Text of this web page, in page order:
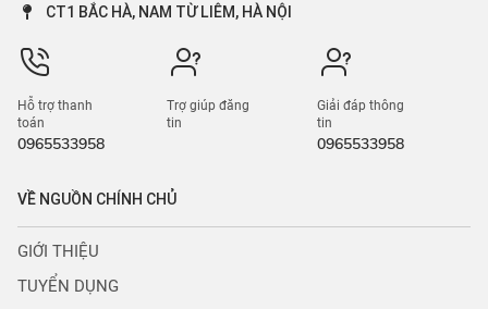
CT1 BẮC HÀ, NAM TỪ LIÊM, HÀ NỘI
Hỗ trợ thanh
toán
0965533958
Trợ giúp đăng
tin
Giải đáp thông
tin
0965533958
VỀ NGUỒN CHÍNH CHỦ
GIỚI THIỆU
TUYỂN DỤNG